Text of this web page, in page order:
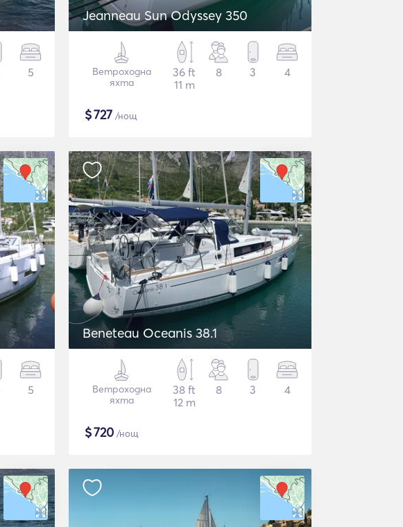
5
Jeanneau Sun Odyssey 350
Ветроходна
яхта
36 ft
11 m
8 3 4
$727 /нощ
5
Beneteau Oceanis 38.1
Ветроходна
яхта
38 ft
12 m
8 3 4
$720 /нощ